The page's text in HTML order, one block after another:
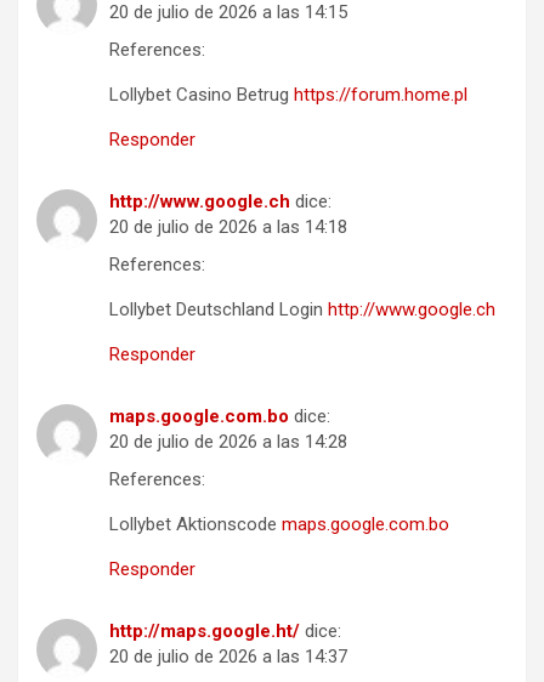
20 de julio de 2026 a las 14:15
References:
Lollybet Casino Betrug https://forum.home.pl
Responder
http://www.google.ch dice:
20 de julio de 2026 a las 14:18
References:
Lollybet Deutschland Login http://www.google.ch
Responder
maps.google.com.bo dice:
20 de julio de 2026 a las 14:28
References:
Lollybet Aktionscode maps.google.com.bo
Responder
http://maps.google.ht/ dice:
20 de julio de 2026 a las 14:37